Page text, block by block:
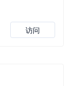
访问